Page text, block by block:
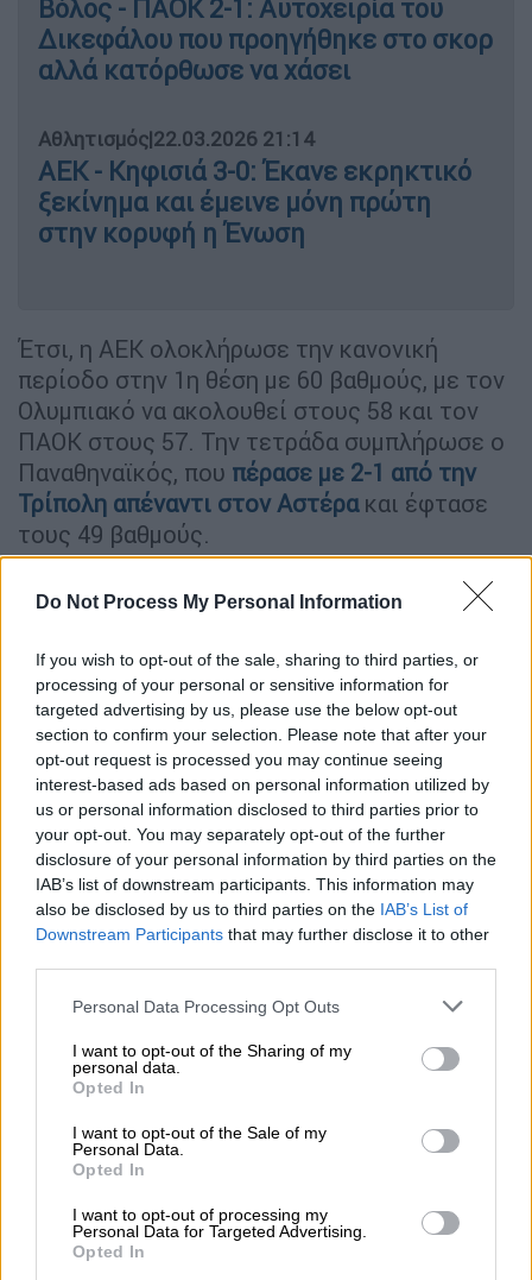
Do Not Process My Personal Information
If you wish to opt-out of the sale, sharing to third parties, or
processing of your personal or sensitive information for
targeted advertising by us, please use the below opt-out
section to confirm your selection. Please note that after your
opt-out request is processed you may continue seeing
interest-based ads based on personal information utilized by
us or personal information disclosed to third parties prior to
your opt-out. You may separately opt-out of the further
disclosure of your personal information by third parties on the
IAB’s list of downstream participants. This information may
also be disclosed by us to third parties on the IAB’s List of
Downstream Participants that may further disclose it to other
Please note that this website/app uses one or more Google
not limited to your visit or usage behaviour. You may click to
grant or deny consent to Google and its third-party tags to
use your data for below specified purposes in below Google
consent section.
Personal Data Processing Opt Outs
I want to opt-out of the Sharing of my
personal data.
Opted In
I want to opt-out of the Sale of my
Personal Data.
Opted In
I want to opt-out of processing my
Personal Data for Targeted Advertising.
Opted In
Βόλος - ΠΑΟΚ 2-1: Αυτοχειρία του
Δικεφάλου που προηγήθηκε στο σκορ
αλλά κατόρθωσε να χάσει
Αθλητισμός|22.03.2026 21:14
ΑΕΚ - Κηφισιά 3-0: Έκανε εκρηκτικό
ξεκίνημα και έμεινε μόνη πρώτη
στην κορυφή η Ένωση
Έτσι, η ΑΕΚ ολοκλήρωσε την κανονική
περίοδο στην 1η θέση με 60 βαθμούς, με τον
Ολυμπιακό να ακολουθεί στους 58 και τον
ΠΑΟΚ στους 57. Την τετράδα συμπλήρωσε ο
Παναθηναϊκός, που πέρασε με 2-1 από την
Τρίπολη απέναντι στον Αστέρακαι έφτασε
τους 49 βαθμούς.
Η μάχη του τίτλου μεταφέρεται πλέον στα
Απριλίου και ολοκληρώνονται στις 16-17
Μαΐου, σε ένα μίνι πρωτάθλημα έξι
αγωνιστικών που αναμένεται με τεράστιο
ενδιαφέρον. Η κλήρωση του προγράμματος
θα πραγματοποιηθεί την Τρίτη 24 Μαρτίου,
οπότε θα ξεκαθαρίσει η σειρά των αγώνων.
Οι ημερομηνίες των πλέι οφ (1-4 & 5-
8)
1η αγωνιστική: 4-5 Απριλίου
2η αγωνιστική: 18-19 Απριλίου
3η αγωνιστική: 2-3 Μαΐου
5η αγωνιστική: 12-13 Μαΐου
6η αγωνιστική: 16-17 Μαΐου
Το πρόγραμμα περιλαμβάνει τρεις διακοπές.
Αρχικά, πριν από την έναρξη των πλέι λόγω
των υποχρεώσεων της Εθνικής Ελλάδας
(27/3 με Παραγουάη, 31/3 με Ουγγαρία), στη
συνέχεια λόγω Πάσχα (12 Απριλίου) και